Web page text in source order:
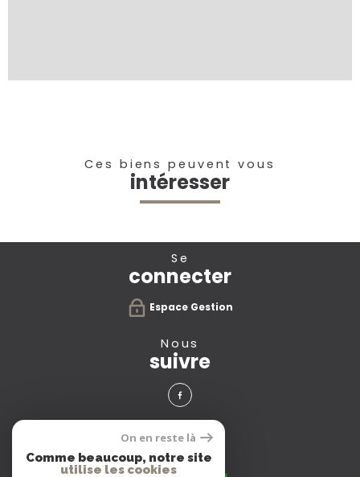
Ces biens peuvent vous
intéresser
se
connecter
Espace Gestion
nous
suivre
avis
clients
On en reste là
Comme beaucoup, notre site
utilise les cookies